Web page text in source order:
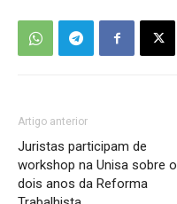
Artigo anterior
Juristas participam de
workshop na Unisa sobre
dois anos da Reforma